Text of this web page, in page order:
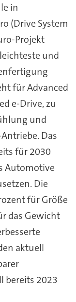
in
(Drive System
Projekt
und
für Advanced
e-Drive, zu
und
Das
für 2030
Automotive
Die
für Größe
das Gewicht
aktuell
bereits 2023